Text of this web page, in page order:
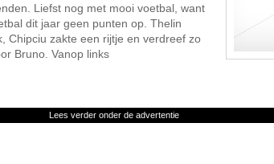
Liefst nog met mooi voetbal, want
dit jaar geen punten op. Thelin
Chipciu zakte een rijtje en verdreef zo
Bruno. Vanop links
Lees verder onder de advertentie